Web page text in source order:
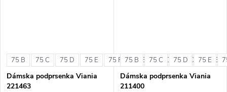
75 B 75 C 75 D 75 E 75 F 80 B 80 C 80 D 80 E
Dámska podprsenka Viania
221463
75 B 75 C 75 D 75 E
Dámska podprsenka Viania
211400